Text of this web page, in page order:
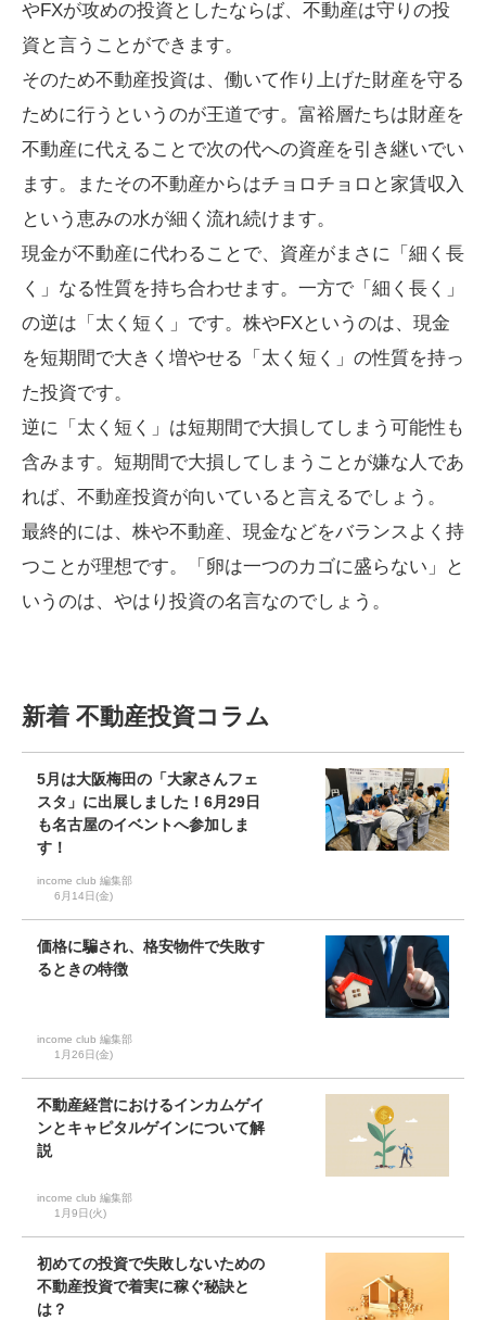
やFXが攻めの投資としたならば、不動産は守りの投
資と言うことができます。
そのため不動産投資は、働いて作り上げた財産を守る
ために行うというのが王道です。富裕層たちは財産を
不動産に代えることで次の代への資産を引き継いでい
ます。またその不動産からはチョロチョロと家賃収入
という恵みの水が細く流れ続けます。
現金が不動産に代わることで、資産がまさに「細く長
く」なる性質を持ち合わせます。一方で「細く長く」
の逆は「太く短く」です。株やFXというのは、現金
を短期間で大きく増やせる「太く短く」の性質を持っ
た投資です。
逆に「太く短く」は短期間で大損してしまう可能性も
含みます。短期間で大損してしまうことが嫌な人であ
れば、不動産投資が向いていると言えるでしょう。
最終的には、株や不動産、現金などをバランスよく持
つことが理想です。「卵は一つのカゴに盛らない」と
いうのは、やはり投資の名言なのでしょう。
新着 不動産投資コラム
5月は大阪梅田の「大家さんフェ
スタ」に出展しました！6月29日
も名古屋のイベントへ参加しま
す！
income club 編集部
6月14日(金)
価格に騙され、格安物件で失敗す
るときの特徴
income club 編集部
1月26日(金)
不動産経営におけるインカムゲイ
ンとキャピタルゲインについて解
説
income club 編集部
1月9日(火)
初めての投資で失敗しないための
不動産投資で着実に稼ぐ秘訣と
は？